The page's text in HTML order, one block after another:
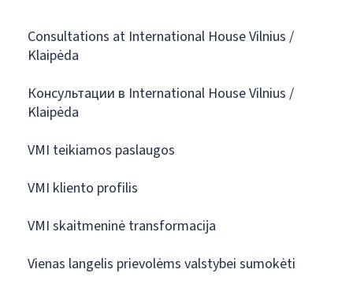
Consultations at International House Vilnius /
Klaipėda
Консультации в International House Vilnius /
Klaipėda
VMI teikiamos paslaugos
VMI kliento profilis
VMI skaitmeninė transformacija
Vienas langelis prievolėms valstybei sumokėti